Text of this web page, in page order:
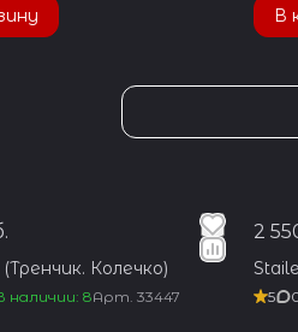
В
Колечко)
наличии: 8Арт.33447
2
5